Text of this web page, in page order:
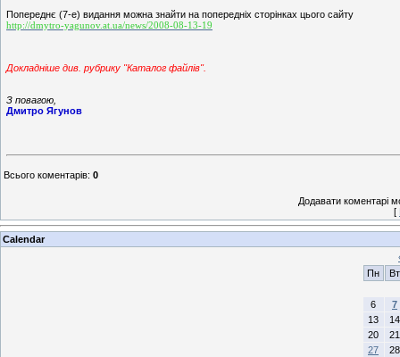
Попереднє (7-е) видання можна знайти на попередніх сторінках цього сайту
http://dmytro-yagunov.at.ua/news/2008-08-13-19
Докладніше див. рубрику "Каталог файлів".
З повагою,
Дмитро Ягунов
Всього коментарів: 0
Додавати коментарі
[
Calendar
Пн
Вт
6
7
13
14
20
21
27
28